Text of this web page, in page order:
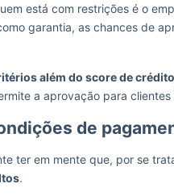
está com restrições é o
garantia, as chances de
além do score de crédito
a aprovação para
de
ter em mente que, por se
.